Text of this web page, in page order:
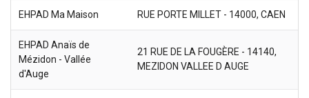
EHPAD Ma Maison RUE PORTE MILLET - 14000, CAEN
EHPAD Anaïs de
Mézidon - Vallée
d'Auge
21 RUE DE LA FOUGÈRE - 14140,
MEZIDON VALLEE D AUGE